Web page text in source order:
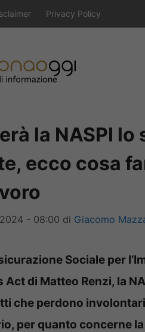
Privacy Policy
la NASPI
ecco cosa
- 08:00 di Giacomo
Sociale per
Act di Matteo Renzi, la
che perdono
per quanto concerne